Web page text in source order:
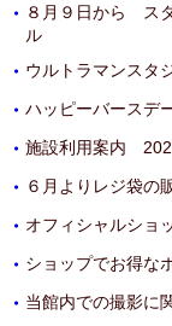
・ ８月９日から ス
ル
・ ウルトラマンスタ
・ ハッピーバースデ
・ 施設利用案内
・ ６月よりレジ袋の
・ オフィシャルショ
・ ショップでお得な
・ 当館内での撮影に